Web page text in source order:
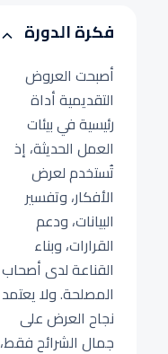
فكرة الدورة
أصبحت العروض
التقديمية أداة
رئيسية في بيئات
العمل الحديثة، إذ
تُستخدم لعرض
الأفكار، وتفسير
البيانات، ودعم
القرارات، وبناء
القناعة لدى أصحاب
المصلحة. ولا يعتمد
نجاح العرض على
جمال الشرائح فقط،